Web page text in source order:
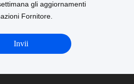
gli aggiornamenti
Fornitore.